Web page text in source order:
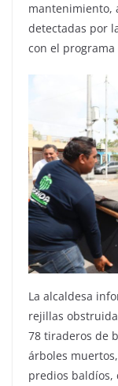
mantenimiento,
detectadas por
con el programa
La alcaldesa
rejillas
78 tiraderos de
árboles
predios baldíos,